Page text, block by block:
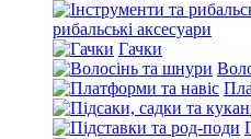
рибальські аксесуари
Гачки